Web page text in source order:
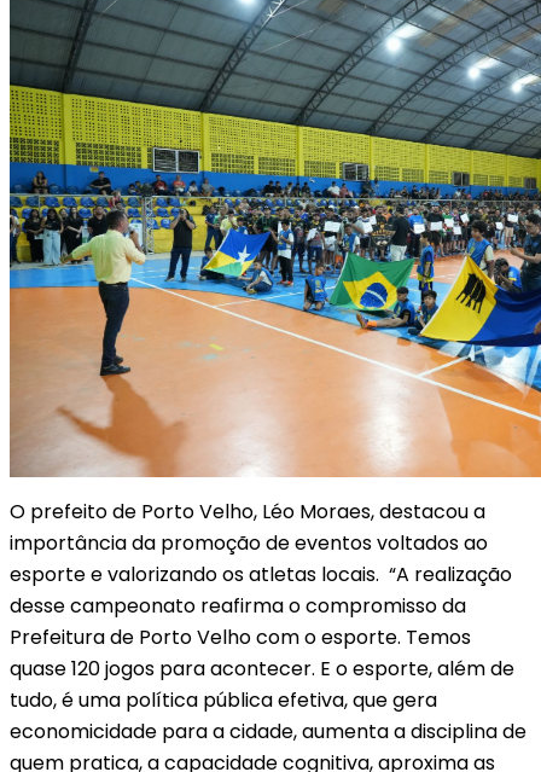
O prefeito de Porto Velho, Léo Moraes, destacou a
importância da promoção de eventos voltados ao
esporte e valorizando os atletas locais. “A realização
desse campeonato reafirma o compromisso da
Prefeitura de Porto Velho com o esporte. Temos
quase 120 jogos para acontecer. E o esporte, além de
tudo, é uma política pública efetiva, que gera
economicidade para a cidade, aumenta a disciplina de
quem pratica, a capacidade cognitiva, aproxima as